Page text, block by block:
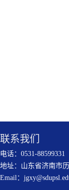
联系我们
电话：0531-88599331
地址：山东省济南市
Email：